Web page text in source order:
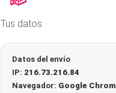
Tus datos
Datos del envío
IP: 216.73.216.84
Navegador: Google